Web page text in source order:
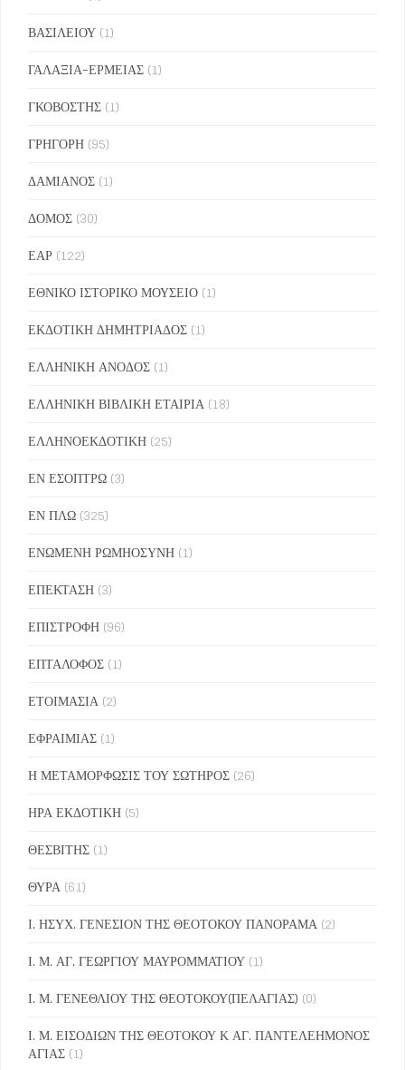
ΒΑΣΙΛΕΙΟΥ (1)
ΓΑΛΑΞΙΑ-ΕΡΜΕΙΑΣ (1)
ΓΚΟΒΟΣΤΗΣ (1)
ΓΡΗΓΟΡΗ (95)
ΔΑΜΙΑΝΟΣ (1)
ΔΟΜΟΣ (30)
ΕΑΡ (122)
ΕΘΝΙΚΟ ΙΣΤΟΡΙΚΟ ΜΟΥΣΕΙΟ (1)
ΕΚΔΟΤΙΚΗ ΔΗΜΗΤΡΙΑΔΟΣ (1)
ΕΛΛΗΝΙΚΗ ΑΝΟΔΟΣ (1)
ΕΛΛΗΝΙΚΗ ΒΙΒΛΙΚΗ ΕΤΑΙΡΙΑ (18)
ΕΛΛΗΝΟΕΚΔΟΤΙΚΗ (25)
ΕΝ ΕΣΟΠΤΡΩ (3)
ΕΝ ΠΛΩ (325)
ΕΝΩΜΕΝΗ ΡΩΜΗΟΣΥΝΗ (1)
ΕΠΕΚΤΑΣΗ (3)
ΕΠΙΣΤΡΟΦΗ (96)
ΕΠΤΑΛΟΦΟΣ (1)
ΕΤΟΙΜΑΣΙΑ (2)
ΕΦΡΑΙΜΙΑΣ (1)
Η ΜΕΤΑΜΟΡΦΩΣΙΣ ΤΟΥ ΣΩΤΗΡΟΣ (26)
ΗΡΑ ΕΚΔΟΤΙΚΗ (5)
ΘΕΣΒΙΤΗΣ (1)
ΘΥΡΑ (61)
Ι. ΗΣΥΧ. ΓΕΝΕΣΙΟΝ ΤΗΣ ΘΕΟΤΟΚΟΥ ΠΑΝΟΡΑΜΑ (2)
Ι. Μ. ΑΓ. ΓΕΩΡΓΙΟΥ ΜΑΥΡΟΜΜΑΤΙΟΥ (1)
Ι. Μ. ΓΕΝΕΘΛΙΟΥ ΤΗΣ ΘΕΟΤΟΚΟΥ(ΠΕΛΑΓΙΑΣ) (0)
Ι. Μ. ΕΙΣΟΔΙΩΝ ΤΗΣ ΘΕΟΤΟΚΟΥ Κ ΑΓ. ΠΑΝΤΕΛΕΗΜΟΝΟΣ
ΑΓΙΑΣ (1)